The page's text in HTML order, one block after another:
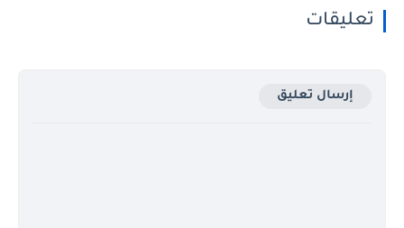
تعليقات
إرسال تعليق